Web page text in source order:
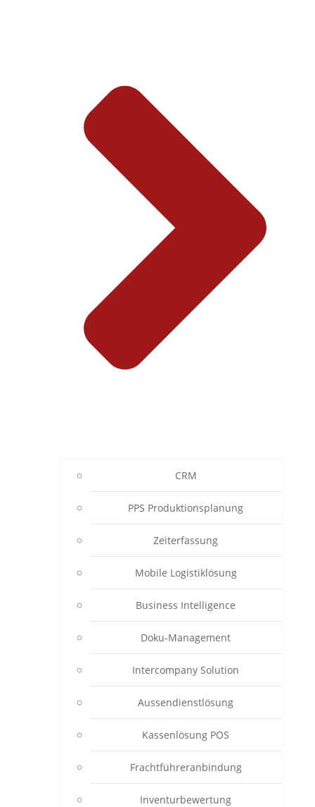
CRM
PPS Produktionsplanung
Zeiterfassung
Mobile Logistiklösung
Business Intelligence
Doku-Management
Intercompany Solution
Aussendienstlösung
Kassenlösung POS
Frachtführeranbindung
Inventurbewertung